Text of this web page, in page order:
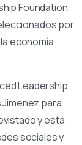
Foundation,
por
economía
Leadership
para
y está
sociales y